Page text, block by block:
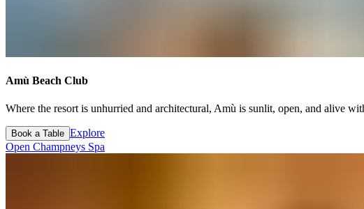
Amù Beach Club​​​​‌ ‍ ​‍​‍‌‍ ‌ ​‍‌‍‍‌‌‍‌ ‌‍‍‌‌‍ ‍​‍​‍​ ‍‍​‍​‍‌ ​ ‌‍​‌‌‍ ‍‌‍‍‌‌ ‌​‌ ‍‌​‍ ‍‌‍‍‌‌‍ ​‍​‍​‍ ​​‍​‍‌‍‍​‌ ​‍‌‍‌‌‌‍‌‍​‍​‍​ ‍‍​‍​‍‌‍‍​‌ ‌​‌ ‌​‌ ​​‌ ​ ​ ‍‍​‍ ​‍ ‌‍ ​​‍ ‌‌‍​‌‌‍ ‍‌‍‌​​‍ ‌‌ ​‍​‍ ‌‌‍‍​‌‍ ‌ ‌​‌‍‌‌‌‍ ​‌ ​ ​‍ ‌‌ ​ ‌ ‌​‌ ‌‌‌‍‌​‌‍‍‌‌‍ ​‍ ‍‌ ‌‍‌‍‌‌‌ ​‍‌‍​ ‌‍‌‌‌‍ ​​‍ ‍‌‍​‌‌ ​​‌ ​​​‍ ‌‍‍‌‌‍ ‍‌ ‌​‌‍‌‌‌‍ ‍‌ ‌​​‍ ‌‍‌‌‌‍‌​‌‍‍‌‌ ‌​​‍ ‌‍ ‌‌‍ ‌‍‌​‌‍‌‌​ ‌‌ ​​‌ ​‍‌‍‌‌‌ ​ ‌‍‌‌‌‍ ‍‌ ‌​‌‍​‌‌ ‌​‌‍‍‌‌‍ ‌‍ ‍​ ‍ ‌‍‍‌‌‍‌​​ ‌‌‍​‌​ ​‍‌‍‌‌​ ‍‌​ ‍‌​ ​‍​ ‌ ​ ​ ​‍ ‌​ ‌​‌‍‌‍‌‍​‌​ ‍‌​‍ ‌​ ‌​​ ‌ ‌‍​ ​ ‌ ​‍ ‌​ ‍‌‌‍​‌​ ‍​​ ​‌​‍ ‌​ ‍​‌‍​‌​ ‍​​ ​​‌‍‌‍​ ‍​​ ‍​​ ‌‍​ ‌‍​ ‌‍​ ​‍‌‍​‌​ ‍ ‌ ‌​‌ ‍‌‌ ​​‌‍‌‌​ ‌‌‍‍​‌‍ ‌ ‌​‌‍‌‌‌‍ ​‌‌​ ‌‍‍‌‌ ‌​‌‍‌‌‌‌​​‌‍​‌‌‍‌ ‌‍‌‌​ ‍ ‌ ​​‌‍​‌‌ ‌​‌‍‍​​ ‌‌ ​​‌‍​‌‌‍‌ ‌‍‌‌‌​​‍‌ ‌‌‌‍‍‌‌‍ ​‌‍‌​‌‍‌‌‌ ​‍​‍‌‌​ ‌‌‌​​‍‌‌ ‌‍‍ ‌‍‌‌‌ ‍‌​‍‌‌​ ​ ‌​‌​​‍‌‌​ ​ ‌​‌​​‍‌‌​ ​‍​ ​‍​ ‍‌‌‍‌‍​ ‌​‌‍‌‌​ ‌‌​ ‍​​ ​‌​ ​‌​ ‍​​ ‌​​ ‌ ‌‍‌‌​‍‌‌​ ​‍​ ​‍​‍‌‌​ ‌‌‌​‌​​‍ ‍‌‍​ ‌‍ ‌‍ ‍‌ ‌​‌‍‌‌‌‍ ‍‌ ‌​​‍‌‌​ ‌‌‌​​‍‌‌ ‌‍‍ ‌‍‌‌‌ ‍‌​‍‌‌​ ​ ‌​‌​​‍‌‌​ ​ ‌​‌​​‍‌‌​ ​‍​ ​‍‌‍‌‌​ ‌ ​ ‌‌‌‍‌​​ ​ ​ ‌‌‌‍‌‌​ ‌​​ ‌​​ ​ ‌‍​‍​ ‌ ​‍‌‌​ ​‍​ ​‍​‍‌‌​ ‌‌‌​‌​​‍ ‍‌ ‌​‌‍‍‌‌ ‌​‌‍ ​‌‍‌‌​ ‌‍​‍‌‍​‌‌ ​ ‌‍‌‌‌‌‌‌‌ ​‍‌‍ ​​ ‌‌‍‍​‌ ‌​‌ ‌​‌ ​​‌ ​ ​‍‌‌​ ​ ‌​​‌​‍‌‌​ ​‍‌​‌‍​‍‌‌​ ​‍‌​‌‍‌‍ ​​‍ ‌‌‍​‌‌‍ ‍‌‍‌​​‍ ‌‌ ​‍​‍ ‌‌‍‍​‌‍ ‌ ‌​‌‍‌‌‌‍ ​‌ ​ ​‍ ‌‌ ​ ‌ ‌​‌ ‌‌‌‍‌​‌‍‍‌‌‍ ​‍ ‍‌ ‌‍‌‍‌‌‌ ​‍‌‍​ ‌‍‌‌‌‍ ​​‍ ‍‌‍​‌‌ ​​‌ ​​​‍‌‍‌‍‍‌‌‍‌​​ ‌‌‍​‌​ ​‍‌‍‌‌​ ‍‌​ ‍‌​ ​‍​ ‌ ​ ​ ​‍ ‌​ ‌​‌‍‌‍‌‍​‌​ ‍‌​‍ ‌​ ‌​​ ‌ ‌‍​ ​ ‌ ​‍ ‌​ ‍‌‌‍​‌​ ‍​​ ​‌​‍ ‌​ ‍​‌‍​‌​ ‍​​ ​​‌‍‌‍​ ‍​​ ‍​​ ‌‍​ ‌‍​ ‌‍​ ​‍‌‍​‌​‍‌‍‌ ‌​‌ ‍‌‌ ​​‌‍‌‌​ ‌‌‍‍​‌‍ ‌ ‌​‌‍‌‌‌‍ ​‌‌​ ‌‍‍‌‌ ‌​‌‍‌‌‌‌​​‌‍​‌‌‍‌ ‌‍‌‌​‍‌‍‌ ​​‌‍​‌‌ ‌​‌‍‍​​ ‌‌ ​​‌‍​‌‌‍‌ ‌‍‌‌‌​​‍‌ ‌‌‌‍‍‌‌‍ ​‌‍‌​‌‍‌‌‌ ​‍​‍‌‌​ ‌‌‌​​‍‌‌ ‌‍‍ ‌‍‌‌‌ ‍‌​‍‌‌​ ​ ‌​‌​​‍‌‌​ ​ ‌​‌​​‍‌‌​ ​‍​ ​‍​ ‍‌‌‍‌‍​ ‌​‌‍‌‌​ ‌‌​ ‍​​ ​‌​ ​‌​ ‍​​ ‌​​ ‌ ‌‍‌‌​‍‌‌​ ​‍​ ​‍​‍‌‌​ ‌‌‌​‌​​‍ ‍‌‍​ ‌‍ ‌‍ ‍‌ ‌​‌‍‌‌‌‍ ‍‌ ‌​​‍‌‌​ ‌‌‌​​‍‌‌ ‌‍‍ ‌‍‌‌‌ ‍‌​‍‌‌​ ​ ‌​‌​​‍‌‌​ ​ ‌​‌​​‍‌‌​ ​‍​ ​‍‌‍‌‌​ ‌ ​ ‌‌‌‍‌​​ ​ ​ ‌‌‌‍‌‌​ ‌​​ ‌​​ ​ ‌‍​‍​ ‌ ​‍‌‌​ ​‍​ ​‍​‍‌‌​ ‌‌‌​‌​​‍ ‍‌ ‌​‌‍‍‌‌ ‌​‌‍ ​‌‍‌‌​‍‌‍‌ ​​‌‍‌‌‌ ​‍‌ ​ ‌ ​​‌‍‌‌‌‍​ ‌ ‌​‌‍‍‌‌ ‌‍‌‍‌‌​ ‌‌ ​​‌ ‌‌‌‍​‍‌‍ ​‌‍‍‌‌ ​ ‌‍‍​‌‍‌‌‌‍‌​​‍​‍‌ ‌
Where the resort is unhurried and architectural, Amù is sunlit, open, and alive with the particular energy of the Mediterranean at its best.‌
Book a Table​​​​‌ ‍ ​‍​‍‌‍ ‌ ​‍‌‍‍‌‌‍‌ ‌‍‍‌‌‍ ‍​‍​‍​ ‍‍​‍​‍‌ ​ ‌‍​‌‌‍ ‍‌‍‍‌‌ ‌​‌ ‍‌​‍ ‍‌‍‍‌‌‍ ​‍​‍​‍ ​​‍​‍‌‍‍​‌ ​‍‌‍‌‌‌‍‌‍​‍​‍​ ‍‍​‍​‍‌‍‍​‌ ‌​‌ ‌​‌ ​​‌ ​ ​ ‍‍​‍ ​‍ ‌‍ ​​‍ ‌‌‍​‌‌‍ ‍‌‍‌​​‍ ‌‌ ​‍​‍ ‌‌‍‍​‌‍ ‌ ‌​‌‍‌‌‌‍ ​‌ ​ ​‍ ‌‌ ​ ‌ ‌​‌ ‌‌‌‍‌​‌‍‍‌‌‍ ​‍ ‍‌ ‌‍‌‍‌‌‌ ​‍‌‍​ ‌‍‌‌‌‍ ​​‍ ‍‌‍​‌‌ ​​‌ ​​​‍ ‌‍‍‌‌‍ ‍‌ ‌​‌‍‌‌‌‍ ‍‌ ‌​​‍ ‌‍‌‌‌‍‌​‌‍‍‌‌ ‌​​‍ ‌‍ ‌‌‍ ‌‍‌​‌‍‌‌​ ‌‌ ​​‌ ​‍‌‍‌‌‌ ​ ‌‍‌‌‌‍ ‍‌ ‌​‌‍​‌‌ ‌​‌‍‍‌‌‍ ‌‍ ‍​ ‍ ‌‍‍‌‌‍‌​​ ‌‌‍​‌​ ​‍‌‍‌‌​ ‍‌​ ‍‌​ ​‍​ ‌ ​ ​ ​‍ ‌​ ‌​‌‍‌‍‌‍​‌​ ‍‌​‍ ‌​ ‌​​ ‌ ‌‍​ ​ ‌ ​‍ ‌​ ‍‌‌‍​‌​ ‍​​ ​‌​‍ ‌​ ‍​‌‍​‌​ ‍​​ ​​‌‍‌‍​ ‍​​ ‍​​ ‌‍​ ‌‍​ ‌‍​ ​‍‌‍​‌​ ‍ ‌ ‌​‌ ‍‌‌ ​​‌‍‌‌​ ‌‌‍‍​‌‍ ‌ ‌​‌‍‌‌‌‍ ​‌‌​ ‌‍‍‌‌ ‌​‌‍‌‌‌‌​​‌‍​‌‌‍‌ ‌‍‌‌​ ‍ ‌ ​​‌‍​‌‌ ‌​‌‍‍​​ ‌‌ ​​‌‍​‌‌‍‌ ‌‍‌‌‌​​‍‌ ‌‌‌‍‍‌‌‍ ​‌‍‌​‌‍‌‌‌ ​‍​‍‌‌​ ‌‌‌​​‍‌‌ ‌‍‍ ‌‍‌‌‌ ‍‌​‍‌‌​ ​ ‌​‌​​‍‌‌​ ​ ‌​‌​​‍‌‌​ ​‍​ ​‍​ ‍‌‌‍‌‍​ ‌​‌‍‌‌​ ‌‌​ ‍​​ ​‌​ ​‌​ ‍​​ ‌​​ ‌ ‌‍‌‌​‍‌‌​ ​‍​ ​‍​‍‌‌​ ‌‌‌​‌​​‍ ‍‌‍​ ‌‍ ‌‍ ‍‌ ‌​‌‍‌‌‌‍ ‍‌ ‌​​‍‌‌​ ‌‌‌​​‍‌‌ ‌‍‍ ‌‍‌‌‌ ‍‌​‍‌‌​ ​ ‌​‌​​‍‌‌​ ​ ‌​‌​​‍‌‌​ ​‍​ ​‍‌‍‌‌​ ‌ ​ ‌‌‌‍‌​​ ​ ​ ‌‌‌‍‌‌​ ‌​​ ‌​​ ​ ‌‍​‍​ ‌ ​‍‌‌​ ​‍​ ​‍​‍‌‌​ ‌‌‌​‌​​‍ ‍‌ ​​‌ ​‍‌‍‍‌‌‍ ‌‌‍​‌‌ ​‍‌ ‍‌‌​​ ‌ ‌​‌‍​‌​‍ ‍‌‍ ​‌‍​‌‌‍​‍‌‍‌‌‌‍ ​​ ‌‍​‍‌‍​‌‌ ​ ‌‍‌‌‌‌‌‌‌ ​‍‌‍ ​​ ‌‌‍‍​‌ ‌​‌ ‌​‌ ​​‌ ​ ​‍‌‌​ ​ ‌​​‌​‍‌‌​ ​‍‌​‌‍​‍‌‌​ ​‍‌​‌‍‌‍ ​​‍ ‌‌‍​‌‌‍ ‍‌‍‌​​‍ ‌‌ ​‍​‍ ‌‌‍‍​‌‍ ‌ ‌​‌‍‌‌‌‍ ​‌ ​ ​‍ ‌‌ ​ ‌ ‌​‌ ‌‌‌‍‌​‌‍‍‌‌‍ ​‍ ‍‌ ‌‍‌‍‌‌‌ ​‍‌‍​ ‌‍‌‌‌‍ ​​‍ ‍‌‍​‌‌ ​​‌ ​​​‍‌‍‌‍‍‌‌‍‌​​ ‌‌‍​‌​ ​‍‌‍‌‌​ ‍‌​ ‍‌​ ​‍​ ‌ ​ ​ ​‍ ‌​ ‌​‌‍‌‍‌‍​‌​ ‍‌​‍ ‌​ ‌​​ ‌ ‌‍​ ​ ‌ ​‍ ‌​ ‍‌‌‍​‌​ ‍​​ ​‌​‍ ‌​ ‍​‌‍​‌​ ‍​​ ​​‌‍‌‍​ ‍​​ ‍​​ ‌‍​ ‌‍​ ‌‍​ ​‍‌‍​‌​‍‌‍‌ ‌​‌ ‍‌‌ ​​‌‍‌‌​ ‌‌‍‍​‌‍ ‌ ‌​‌‍‌‌‌‍ ​‌‌​ ‌‍‍‌‌ ‌​‌‍‌‌‌‌​​‌‍​‌‌‍‌ ‌‍‌‌​‍‌‍‌ ​​‌‍​‌‌ ‌​‌‍‍​​ ‌‌ ​​‌‍​‌‌‍‌ ‌‍‌‌‌​​‍‌ ‌‌‌‍‍‌‌‍ ​‌‍‌​‌‍‌‌‌ ​‍​‍‌‌​ ‌‌‌​​‍‌‌ ‌‍‍ ‌‍‌‌‌ ‍‌​‍‌‌​ ​ ‌​‌​​‍‌‌​ ​ ‌​‌​​‍‌‌​ ​‍​ ​‍​ ‍‌‌‍‌‍​ ‌​‌‍‌‌​ ‌‌​ ‍​​ ​‌​ ​‌​ ‍​​ ‌​​ ‌ ‌‍‌‌​‍‌‌​ ​‍​ ​‍​‍‌‌​ ‌‌‌​‌​​‍ ‍‌‍​ ‌‍ ‌‍ ‍‌ ‌​‌‍‌‌‌‍ ‍‌ ‌​​‍‌‌​ ‌‌‌​​‍‌‌ ‌‍‍ ‌‍‌‌‌ ‍‌​‍‌‌​ ​ ‌​‌​​‍‌‌​ ​ ‌​‌​​‍‌‌​ ​‍​ ​‍‌‍‌‌​ ‌ ​ ‌‌‌‍‌​​ ​ ​ ‌‌‌‍‌‌​ ‌​​ ‌​​ ​ ‌‍​‍​ ‌ ​‍‌‌​ ​‍​ ​‍​‍‌‌​ ‌‌‌​‌​​‍ ‍‌ ​​‌ ​‍‌‍‍‌‌‍ ‌‌‍​‌‌ ​‍‌ ‍‌‌​​ ‌ ‌​‌‍​‌​‍ ‍‌‍ ​‌‍​‌‌‍​‍‌‍‌‌‌‍ ​​‍‌‍‌ ​​‌‍‌‌‌ ​‍‌ ​ ‌ ​​‌‍‌‌‌‍​ ‌ ‌​‌‍‍‌‌ ‌‍‌‍‌‌​ ‌‌ ​​‌ ‌‌‌‍​‍‌‍ ​‌‍‍‌‌ ​ ‌‍‍​‌‍‌‌‌‍‌​​‍​‍‌ ‌ Explore​​​​‌ ‍ ​‍​‍‌‍ ‌ ​‍‌‍‍‌‌‍‌ ‌‍‍‌‌‍ ‍​‍​‍​ ‍‍​‍​‍‌ ​ ‌‍​‌‌‍ ‍‌‍‍‌‌ ‌​‌ ‍‌​‍ ‍‌‍‍‌‌‍ ​‍​‍​‍ ​​‍​‍‌‍‍​‌ ​‍‌‍‌‌‌‍‌‍​‍​‍​ ‍‍​‍​‍‌‍‍​‌ ‌​‌ ‌​‌ ​​‌ ​ ​ ‍‍​‍ ​‍ ‌‍ ​​‍ ‌‌‍​‌‌‍ ‍‌‍‌​​‍ ‌‌ ​‍​‍ ‌‌‍‍​‌‍ ‌ ‌​‌‍‌‌‌‍ ​‌ ​ ​‍ ‌‌ ​ ‌ ‌​‌ ‌‌‌‍‌​‌‍‍‌‌‍ ​‍ ‍‌ ‌‍‌‍‌‌‌ ​‍‌‍​ ‌‍‌‌‌‍ ​​‍ ‍‌‍​‌‌ ​​‌ ​​​‍ ‌‍‍‌‌‍ ‍‌ ‌​‌‍‌‌‌‍ ‍‌ ‌​​‍ ‌‍‌‌‌‍‌​‌‍‍‌‌ ‌​​‍ ‌‍ ‌‌‍ ‌‍‌​‌‍‌‌​ ‌‌ ​​‌ ​‍‌‍‌‌‌ ​ ‌‍‌‌‌‍ ‍‌ ‌​‌‍​‌‌ ‌​‌‍‍‌‌‍ ‌‍ ‍​ ‍ ‌‍‍‌‌‍‌​​ ‌‌‍​‌​ ​‍‌‍‌‌​ ‍‌​ ‍‌​ ​‍​ ‌ ​ ​ ​‍ ‌​ ‌​‌‍‌‍‌‍​‌​ ‍‌​‍ ‌​ ‌​​ ‌ ‌‍​ ​ ‌ ​‍ ‌​ ‍‌‌‍​‌​ ‍​​ ​‌​‍ ‌​ ‍​‌‍​‌​ ‍​​ ​​‌‍‌‍​ ‍​​ ‍​​ ‌‍​ ‌‍​ ‌‍​ ​‍‌‍​‌​ ‍ ‌ ‌​‌ ‍‌‌ ​​‌‍‌‌​ ‌‌‍‍​‌‍ ‌ ‌​‌‍‌‌‌‍ ​‌‌​ ‌‍‍‌‌ ‌​‌‍‌‌‌‌​​‌‍​‌‌‍‌ ‌‍‌‌​ ‍ ‌ ​​‌‍​‌‌ ‌​‌‍‍​​ ‌‌ ​​‌‍​‌‌‍‌ ‌‍‌‌‌​​‍‌ ‌‌‌‍‍‌‌‍ ​‌‍‌​‌‍‌‌‌ ​‍​‍‌‌​ ‌‌‌​​‍‌‌ ‌‍‍ ‌‍‌‌‌ ‍‌​‍‌‌​ ​ ‌​‌​​‍‌‌​ ​ ‌​‌​​‍‌‌​ ​‍​ ​‍​ ‍‌‌‍‌‍​ ‌​‌‍‌‌​ ‌‌​ ‍​​ ​‌​ ​‌​ ‍​​ ‌​​ ‌ ‌‍‌‌​‍‌‌​ ​‍​ ​‍​‍‌‌​ ‌‌‌​‌​​‍ ‍‌‍​ ‌‍ ‌‍ ‍‌ ‌​‌‍‌‌‌‍ ‍‌ ‌​​‍‌‌​ ‌‌‌​​‍‌‌ ‌‍‍ ‌‍‌‌‌ ‍‌​‍‌‌​ ​ ‌​‌​​‍‌‌​ ​ ‌​‌​​‍‌‌​ ​‍​ ​‍‌‍‌‌​ ‌ ​ ‌‌‌‍‌​​ ​ ​ ‌‌‌‍‌‌​ ‌​​ ‌​​ ​ ‌‍​‍​ ‌ ​‍‌‌​ ​‍​ ​‍​‍‌‌​ ‌‌‌​‌​​‍ ‍‌ ​ ‌‍‌‌‌‍​ ‌‍ ‌‍ ‍‌‍‌​‌‍​‌‌ ​‍‌ ‍‌‌​​ ‌ ‌​‌‍​‌​‍ ‍‌‍ ​‌‍​‌‌‍​‍‌‍‌‌‌‍ ​​ ‌‍​‍‌‍​‌‌ ​ ‌‍‌‌‌‌‌‌‌ ​‍‌‍ ​​ ‌‌‍‍​‌ ‌​‌ ‌​‌ ​​‌ ​ ​‍‌‌​ ​ ‌​​‌​‍‌‌​ ​‍‌​‌‍​‍‌‌​ ​‍‌​‌‍‌‍ ​​‍ ‌‌‍​‌‌‍ ‍‌‍‌​​‍ ‌‌ ​‍​‍ ‌‌‍‍​‌‍ ‌ ‌​‌‍‌‌‌‍ ​‌ ​ ​‍ ‌‌ ​ ‌ ‌​‌ ‌‌‌‍‌​‌‍‍‌‌‍ ​‍ ‍‌ ‌‍‌‍‌‌‌ ​‍‌‍​ ‌‍‌‌‌‍ ​​‍ ‍‌‍​‌‌ ​​‌ ​​​‍‌‍‌‍‍‌‌‍‌​​ ‌‌‍​‌​ ​‍‌‍‌‌​ ‍‌​ ‍‌​ ​‍​ ‌ ​ ​ ​‍ ‌​ ‌​‌‍‌‍‌‍​‌​ ‍‌​‍ ‌​ ‌​​ ‌ ‌‍​ ​ ‌ ​‍ ‌​ ‍‌‌‍​‌​ ‍​​ ​‌​‍ ‌​ ‍​‌‍​‌​ ‍​​ ​​‌‍‌‍​ ‍​​ ‍​​ ‌‍​ ‌‍​ ‌‍​ ​‍‌‍​‌​‍‌‍‌ ‌​‌ ‍‌‌ ​​‌‍‌‌​ ‌‌‍‍​‌‍ ‌ ‌​‌‍‌‌‌‍ ​‌‌​ ‌‍‍‌‌ ‌​‌‍‌‌‌‌​​‌‍​‌‌‍‌ ‌‍‌‌​‍‌‍‌ ​​‌‍​‌‌ ‌​‌‍‍​​ ‌‌ ​​‌‍​‌‌‍‌ ‌‍‌‌‌​​‍‌ ‌‌‌‍‍‌‌‍ ​‌‍‌​‌‍‌‌‌ ​‍​‍‌‌​ ‌‌‌​​‍‌‌ ‌‍‍ ‌‍‌‌‌ ‍‌​‍‌‌​ ​ ‌​‌​​‍‌‌​ ​ ‌​‌​​‍‌‌​ ​‍​ ​‍​ ‍‌‌‍‌‍​ ‌​‌‍‌‌​ ‌‌​ ‍​​ ​‌​ ​‌​ ‍​​ ‌​​ ‌ ‌‍‌‌​‍‌‌​ ​‍​ ​‍​‍‌‌​ ‌‌‌​‌​​‍ ‍‌‍​ ‌‍ ‌‍ ‍‌ ‌​‌‍‌‌‌‍ ‍‌ ‌​​‍‌‌​ ‌‌‌​​‍‌‌ ‌‍‍ ‌‍‌‌‌ ‍‌​‍‌‌​ ​ ‌​‌​​‍‌‌​ ​ ‌​‌​​‍‌‌​ ​‍​ ​‍‌‍‌‌​ ‌ ​ ‌‌‌‍‌​​ ​ ​ ‌‌‌‍‌‌​ ‌​​ ‌​​ ​ ‌‍​‍​ ‌ ​‍‌‌​ ​‍​ ​‍​‍‌‌​ ‌‌‌​‌​​‍ ‍‌ ​ ‌‍‌‌‌‍​ ‌‍ ‌‍ ‍‌‍‌​‌‍​‌‌ ​‍‌ ‍‌‌​​ ‌ ‌​‌‍​‌​‍ ‍‌‍ ​‌‍​‌‌‍​‍‌‍‌‌‌‍ ​​‍‌‍‌ ​​‌‍‌‌‌ ​‍‌ ​ ‌ ​​‌‍‌‌‌‍​ ‌ ‌​‌‍‍‌‌ ‌‍‌‍‌‌​ ‌‌ ​​‌ ‌‌‌‍​‍‌‍ ​‌‍‍‌‌ ​ ‌‍‍​‌‍‌‌‌‍‌​​‍​‍‌ ‌
Open Champneys Spa​​​​‌ ‍ ​‍​‍‌‍ ‌ ​‍‌‍‍‌‌‍‌ ‌‍‍‌‌‍ ‍​‍​‍​ ‍‍​‍​‍‌ ​ ‌‍​‌‌‍ ‍‌‍‍‌‌ ‌​‌ ‍‌​‍ ‍‌‍‍‌‌‍ ​‍​‍​‍ ​​‍​‍‌‍‍​‌ ​‍‌‍‌‌‌‍‌‍​‍​‍​ ‍‍​‍​‍‌‍‍​‌ ‌​‌ ‌​‌ ​​‌ ​ ​ ‍‍​‍ ​‍ ‌‍ ​​‍ ‌‌‍​‌‌‍ ‍‌‍‌​​‍ ‌‌ ​‍​‍ ‌‌‍‍​‌‍ ‌ ‌​‌‍‌‌‌‍ ​‌ ​ ​‍ ‌‌ ​ ‌ ‌​‌ ‌‌‌‍‌​‌‍‍‌‌‍ ​‍ ‍‌ ‌‍‌‍‌‌‌ ​‍‌‍​ ‌‍‌‌‌‍ ​​‍ ‍‌‍​‌‌ ​​‌ ​​​‍ ‌‍‍‌‌‍ ‍‌ ‌​‌‍‌‌‌‍ ‍‌ ‌​​‍ ‌‍‌‌‌‍‌​‌‍‍‌‌ ‌​​‍ ‌‍ ‌‌‍ ‌‍‌​‌‍‌‌​ ‌‌ ​​‌ ​‍‌‍‌‌‌ ​ ‌‍‌‌‌‍ ‍‌ ‌​‌‍​‌‌ ‌​‌‍‍‌‌‍ ‌‍ ‍​ ‍ ‌‍‍‌‌‍‌​​ ‌‌‍​‌​ ​‍‌‍‌‌​ ‍‌​ ‍‌​ ​‍​ ‌ ​ ​ ​‍ ‌​ ‌​‌‍‌‍‌‍​‌​ ‍‌​‍ ‌​ ‌​​ ‌ ‌‍​ ​ ‌ ​‍ ‌​ ‍‌‌‍​‌​ ‍​​ ​‌​‍ ‌​ ‍​‌‍​‌​ ‍​​ ​​‌‍‌‍​ ‍​​ ‍​​ ‌‍​ ‌‍​ ‌‍​ ​‍‌‍​‌​ ‍ ‌ ‌​‌ ‍‌‌ ​​‌‍‌‌​ ‌‌‍‍​‌‍ ‌ ‌​‌‍‌‌‌‍ ​‌‌​ ‌‍‍‌‌ ‌​‌‍‌‌‌‌​​‌‍​‌‌‍‌ ‌‍‌‌​ ‍ ‌ ​​‌‍​‌‌ ‌​‌‍‍​​ ‌‌ ​​‌‍​‌‌‍‌ ‌‍‌‌‌​​‍‌ ‌‌‌‍‍‌‌‍ ​‌‍‌​‌‍‌‌‌ ​‍​‍‌‌​ ‌‌‌​​‍‌‌ ‌‍‍ ‌‍‌‌‌ ‍‌​‍‌‌​ ​ ‌​‌​​‍‌‌​ ​ ‌​‌​​‍‌‌​ ​‍​ ​‍​ ‍‌‌‍‌‍​ ‌​‌‍‌‌​ ‌‌​ ‍​​ ​‌​ ​‌​ ‍​​ ‌​​ ‌ ‌‍‌‌​‍‌‌​ ​‍​ ​‍​‍‌‌​ ‌‌‌​‌​​‍ ‍‌‍​ ‌‍ ‌‍ ‍‌ ‌​‌‍‌‌‌‍ ‍‌ ‌​​‍‌‌​ ‌‌‌​​‍‌‌ ‌‍‍ ‌‍‌‌‌ ‍‌​‍‌‌​ ​ ‌​‌​​‍‌‌​ ​ ‌​‌​​‍‌‌​ ​‍​ ​‍​ ‍‌‌‍‌‌​ ‌‍‌‍​ ​ ‌​​ ‍​​ ‍‌​ ‍​​ ​ ‌‍​ ​ ​‌‌‍​‍​‍‌‌​ ​‍​ ​‍​‍‌‌​ ‌‌‌​‌​​‍ ‍‌ ‌​‌‍‍‌‌ ‌​‌‍ ​‌‍‌‌​ ‌‍​‍‌‍​‌‌ ​ ‌‍‌‌‌‌‌‌‌ ​‍‌‍ ​​ ‌‌‍‍​‌ ‌​‌ ‌​‌ ​​‌ ​ ​‍‌‌​ ​ ‌​​‌​‍‌‌​ ​‍‌​‌‍​‍‌‌​ ​‍‌​‌‍‌‍ ​​‍ ‌‌‍​‌‌‍ ‍‌‍‌​​‍ ‌‌ ​‍​‍ ‌‌‍‍​‌‍ ‌ ‌​‌‍‌‌‌‍ ​‌ ​ ​‍ ‌‌ ​ ‌ ‌​‌ ‌‌‌‍‌​‌‍‍‌‌‍ ​‍ ‍‌ ‌‍‌‍‌‌‌ ​‍‌‍​ ‌‍‌‌‌‍ ​​‍ ‍‌‍​‌‌ ​​‌ ​​​‍‌‍‌‍‍‌‌‍‌​​ ‌‌‍​‌​ ​‍‌‍‌‌​ ‍‌​ ‍‌​ ​‍​ ‌ ​ ​ ​‍ ‌​ ‌​‌‍‌‍‌‍​‌​ ‍‌​‍ ‌​ ‌​​ ‌ ‌‍​ ​ ‌ ​‍ ‌​ ‍‌‌‍​‌​ ‍​​ ​‌​‍ ‌​ ‍​‌‍​‌​ ‍​​ ​​‌‍‌‍​ ‍​​ ‍​​ ‌‍​ ‌‍​ ‌‍​ ​‍‌‍​‌​‍‌‍‌ ‌​‌ ‍‌‌ ​​‌‍‌‌​ ‌‌‍‍​‌‍ ‌ ‌​‌‍‌‌‌‍ ​‌‌​ ‌‍‍‌‌ ‌​‌‍‌‌‌‌​​‌‍​‌‌‍‌ ‌‍‌‌​‍‌‍‌ ​​‌‍​‌‌ ‌​‌‍‍​​ ‌‌ ​​‌‍​‌‌‍‌ ‌‍‌‌‌​​‍‌ ‌‌‌‍‍‌‌‍ ​‌‍‌​‌‍‌‌‌ ​‍​‍‌‌​ ‌‌‌​​‍‌‌ ‌‍‍ ‌‍‌‌‌ ‍‌​‍‌‌​ ​ ‌​‌​​‍‌‌​ ​ ‌​‌​​‍‌‌​ ​‍​ ​‍​ ‍‌‌‍‌‍​ ‌​‌‍‌‌​ ‌‌​ ‍​​ ​‌​ ​‌​ ‍​​ ‌​​ ‌ ‌‍‌‌​‍‌‌​ ​‍​ ​‍​‍‌‌​ ‌‌‌​‌​​‍ ‍‌‍​ ‌‍ ‌‍ ‍‌ ‌​‌‍‌‌‌‍ ‍‌ ‌​​‍‌‌​ ‌‌‌​​‍‌‌ ‌‍‍ ‌‍‌‌‌ ‍‌​‍‌‌​ ​ ‌​‌​​‍‌‌​ ​ ‌​‌​​‍‌‌​ ​‍​ ​‍​ ‍‌‌‍‌‌​ ‌‍‌‍​ ​ ‌​​ ‍​​ ‍‌​ ‍​​ ​ ‌‍​ ​ ​‌‌‍​‍​‍‌‌​ ​‍​ ​‍​‍‌‌​ ‌‌‌​‌​​‍ ‍‌ ‌​‌‍‍‌‌ ‌​‌‍ ​‌‍‌‌​‍‌‍‌ ​​‌‍‌‌‌ ​‍‌ ​ ‌ ​​‌‍‌‌‌‍​ ‌ ‌​‌‍‍‌‌ ‌‍‌‍‌‌​ ‌‌ ​​‌ ‌‌‌‍​‍‌‍ ​‌‍‍‌‌ ​ ‌‍‍​‌‍‌‌‌‍‌​​‍​‍‌ ‌